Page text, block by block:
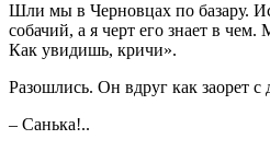
Шли мы в Черновцах по базару.
собачий, а я черт его знает в
Как увидишь, кричи».
Разошлись. Он вдруг как заорет с
– Санька!..